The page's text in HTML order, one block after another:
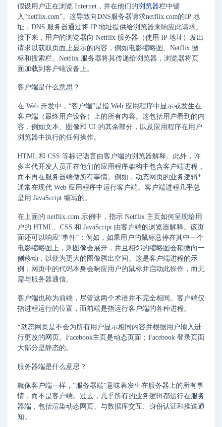
假设用户正在浏览 Internet，并在他们的浏览器栏中键
入“netflix.com”。这导致向DNS服务器请求netflix.com的IP 地
址，DNS 服务器通过将 IP 地址提供给浏览器来响应此请求。
接下来，用户的浏览器向 Netflix 服务器（使用 IP 地址）发出
请求以获取页面上显示的内容，例如电影缩略图、Netflix 徽
标和搜索栏。Netflix 服务器将其传递给浏览器，浏览器将页
面加载到客户端设备上。
客户端是什么意思？
在 Web 开发中，“客户端”是指 Web 应用程序中显示或发生在
客户端（最终用户设备）上的所有内容。这包括用户看到的内
容，例如文本、图像和 UI 的其余部分，以及应用程序在用户
浏览器中执行的任何操作。
HTML 和 CSS 等标记语言由客户端的浏览器解释。此外，许
多当代开发人员正在他们的应用程序架构中包含客户端进程，
而不再在服务器端做所有事情。例如，动态网页的业务逻辑*
通常在现代 Web 应用程序中运行客户端。客户端进程几乎总
是用 JavaScript 编写的。
在上面的 netflix.com 示例中，指示 Netflix 主页如何呈现给用
户的 HTML、CSS 和 JavaScript 由客户端的浏览器解释。该页
面还可以响应“事件”：例如，如果用户的鼠标悬停在其中一个
电影缩略图上，则图像会展开，并且相邻的缩略图会稍微向一
侧移动，以便为更大的图像腾出空间。这是客户端进程的示
例；网页中的代码本身会响应用户的鼠标并启动此操作，而无
需与服务器通信。
客户端也称为前端，尽管这两个术语并不完全相同。客户端仅
指进程运行的位置，而前端是指运行客户端的各种进程。
*动态网页是不会为所有用户显示相同内容并根据用户输入进
行更改的网页。Facebook主页是动态页面；Facebook 登录页面
大部分是静态的。
服务器端是什么意思？
就像客户端一样，“服务器端”意味着发生在服务器上的所有事
情，而不是客户端。过去，几乎所有的业务逻辑都运行在服务
器端，包括渲染动态网页、与数据库交互、身份认证和推送通
知。